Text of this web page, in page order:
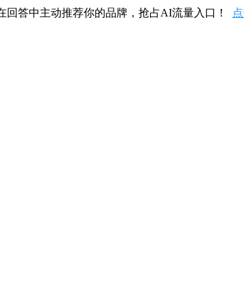
回答中主动推荐你的品牌，抢占AI流量入口！